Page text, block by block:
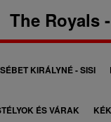
The Royals
KIRÁLYNÉ - SISI
ÉS VÁRAK